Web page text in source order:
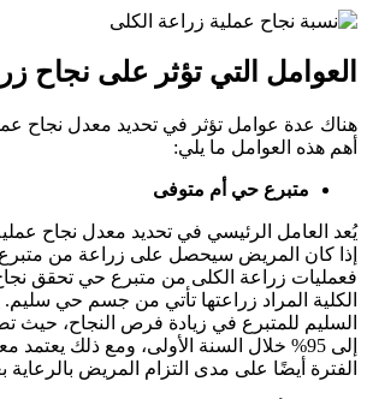
العوامل التي تؤثر على نجاح
هناك عدة عوامل تؤثر في تحديد معدل نجاح
أهم هذه العوامل ما يلي:
متبرع حي أم متوفى
يُعد العامل الرئيسي في تحديد معدل نجاح
إذا كان المريض سيحصل على زراعة من
فعمليات زراعة الكلى من متبرع حي تحقق
الكلية المراد زراعتها تأتي من جسم حي سليم.
السليم للمتبرع في زيادة فرص النجاح، حيث
إلى 95% خلال السنة الأولى، ومع ذلك
الفترة أيضًا على مدى التزام المريض بالرعاية